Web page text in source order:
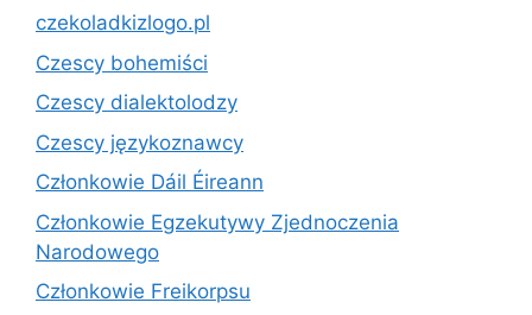
czekoladkizlogo.pl
Czescy bohemiści
Czescy dialektolodzy
Czescy językoznawcy
Członkowie Dáil Éireann
Członkowie Egzekutywy Zjednoczenia
Narodowego
Członkowie Freikorpsu